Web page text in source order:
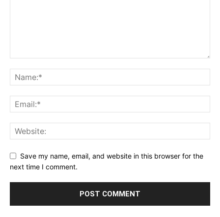
Save my name, email, and website in this browser for the
next time I comment.